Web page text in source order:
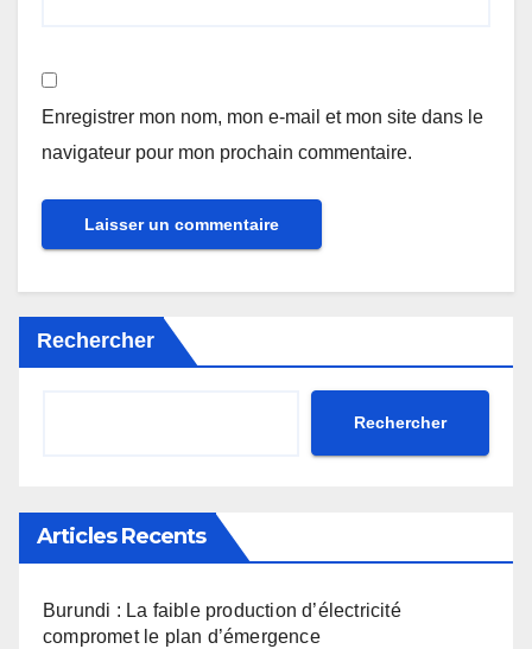
Enregistrer mon nom, mon e-mail et mon site dans le
navigateur pour mon prochain commentaire.
Rechercher
Rechercher
Articles Recents
Burundi : La faible production d’électricité
compromet le plan d’émergence